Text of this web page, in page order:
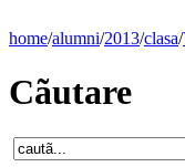
home/alumni/2013/clasa/
Cãutare